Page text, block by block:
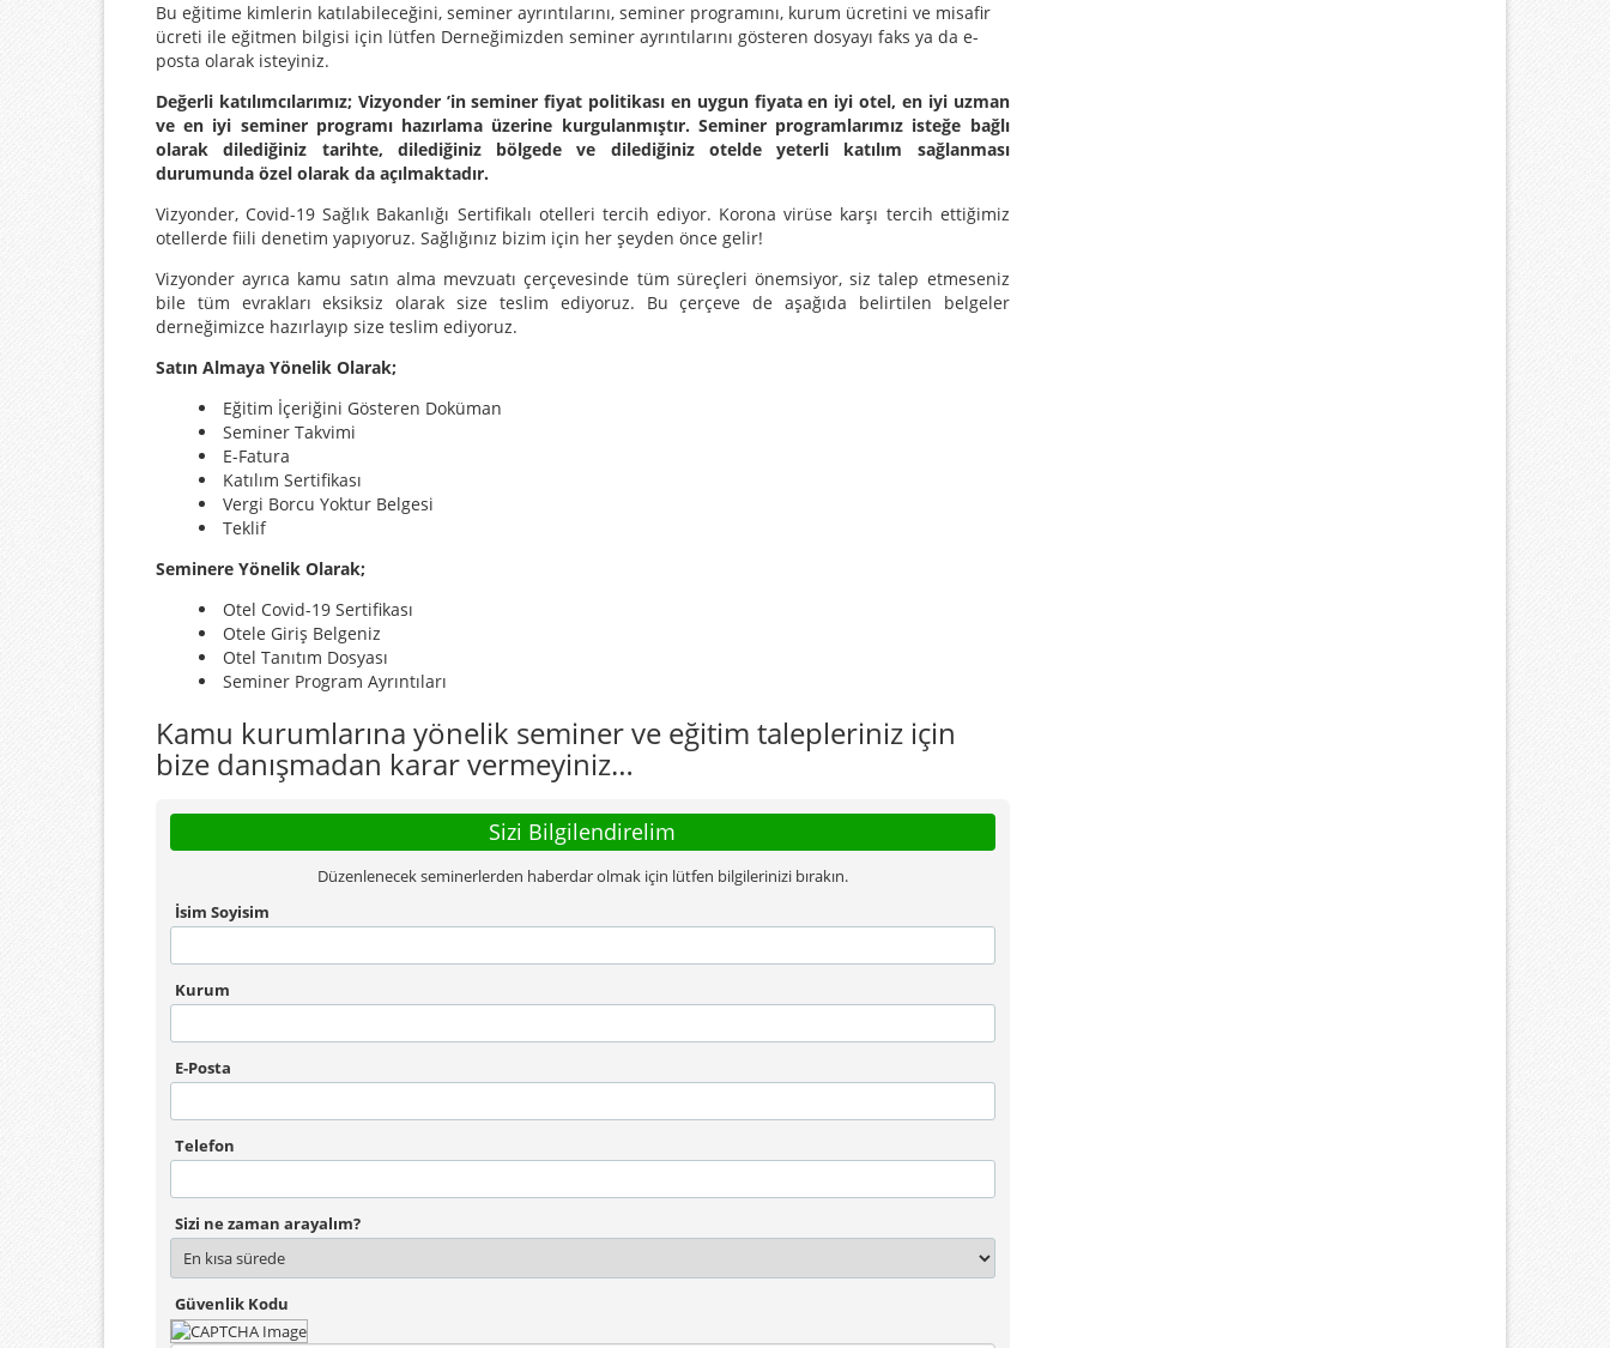
Bu eğitime kimlerin katılabileceğini, seminer ayrıntılarını, seminer programını, kurum ücretini ve misafir
ücreti ile eğitmen bilgisi için lütfen Derneğimizden seminer ayrıntılarını gösteren dosyayı faks ya da e-
posta olarak isteyiniz.
Değerli katılımcılarımız; Vizyonder ’in seminer fiyat politikası en uygun fiyata en iyi otel, en iyi uzman
ve en iyi seminer programı hazırlama üzerine kurgulanmıştır. Seminer programlarımız isteğe bağlı
olarak dilediğiniz tarihte, dilediğiniz bölgede ve dilediğiniz otelde yeterli katılım sağlanması
durumunda özel olarak da açılmaktadır.
Vizyonder, Covid-19 Sağlık Bakanlığı Sertifikalı otelleri tercih ediyor. Korona virüse karşı tercih ettiğimiz
otellerde fiili denetim yapıyoruz. Sağlığınız bizim için her şeyden önce gelir!
Vizyonder ayrıca kamu satın alma mevzuatı çerçevesinde tüm süreçleri önemsiyor, siz talep etmeseniz
bile tüm evrakları eksiksiz olarak size teslim ediyoruz. Bu çerçeve de aşağıda belirtilen belgeler
derneğimizce hazırlayıp size teslim ediyoruz.
Satın Almaya Yönelik Olarak;
Eğitim İçeriğini Gösteren Doküman
Seminer Takvimi
E-Fatura
Katılım Sertifikası
Vergi Borcu Yoktur Belgesi
Teklif
Seminere Yönelik Olarak;
Otel Covid-19 Sertifikası
Otele Giriş Belgeniz
Otel Tanıtım Dosyası
Seminer Program Ayrıntıları
Kamu kurumlarına yönelik seminer ve eğitim talepleriniz için
bize danışmadan karar vermeyiniz…
Sizi Bilgilendirelim
Düzenlenecek seminerlerden haberdar olmak için lütfen bilgilerinizi bırakın.
İsim Soyisim
Kurum
E-Posta
Telefon
Sizi ne zaman arayalım?
Güvenlik Kodu